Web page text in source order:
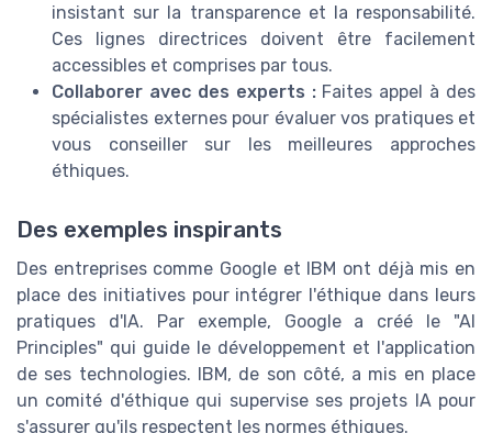
insistant sur la transparence et la responsabilité.
Ces lignes directrices doivent être facilement
accessibles et comprises par tous.
Collaborer avec des experts :Faites appel à des
spécialistes externes pour évaluer vos pratiques et
vous conseiller sur les meilleures approches
éthiques.
Des exemples inspirants
Des entreprises comme Google et IBM ont déjà mis en
place des initiatives pour intégrer l'éthique dans leurs
pratiques d'IA. Par exemple, Google a créé le "AI
Principles" qui guide le développement et l'application
de ses technologies. IBM, de son côté, a mis en place
un comité d'éthique qui supervise ses projets IA pour
s'assurer qu'ils respectent les normes éthiques.